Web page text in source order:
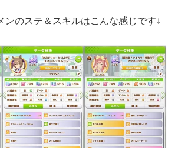
ンのステ＆スキルはこんな感じです↓